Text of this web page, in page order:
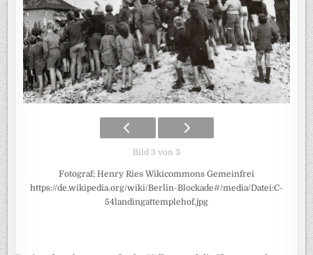
Bild 3 von 3
Fotograf; Henry Ries Wikicommons Gemeinfrei
https://de.wikipedia.org/wiki/Berlin-Blockade#/media/Datei:C-
54landingattemplehof.jpg